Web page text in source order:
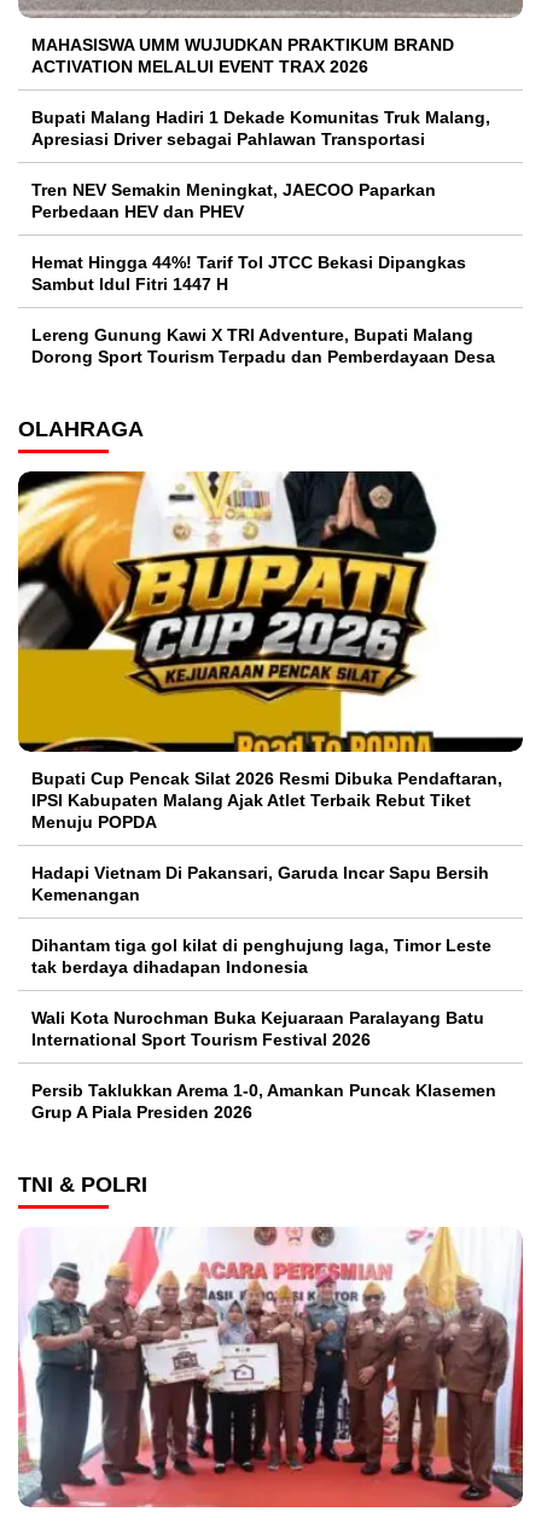
MAHASISWA UMM WUJUDKAN PRAKTIKUM BRAND
ACTIVATION MELALUI EVENT TRAX 2026
Bupati Malang Hadiri 1 Dekade Komunitas Truk Malang,
Apresiasi Driver sebagai Pahlawan Transportasi
Tren NEV Semakin Meningkat, JAECOO Paparkan
Perbedaan HEV dan PHEV
Hemat Hingga 44%! Tarif Tol JTCC Bekasi Dipangkas
Sambut Idul Fitri 1447 H
Lereng Gunung Kawi X TRI Adventure, Bupati Malang
Dorong Sport Tourism Terpadu dan Pemberdayaan Desa
OLAHRAGA
Bupati Cup Pencak Silat 2026 Resmi Dibuka Pendaftaran,
IPSI Kabupaten Malang Ajak Atlet Terbaik Rebut Tiket
Menuju POPDA
Hadapi Vietnam Di Pakansari, Garuda Incar Sapu Bersih
Kemenangan
Dihantam tiga gol kilat di penghujung laga, Timor Leste
tak berdaya dihadapan Indonesia
Wali Kota Nurochman Buka Kejuaraan Paralayang Batu
International Sport Tourism Festival 2026
Persib Taklukkan Arema 1-0, Amankan Puncak Klasemen
Grup A Piala Presiden 2026
TNI & POLRI